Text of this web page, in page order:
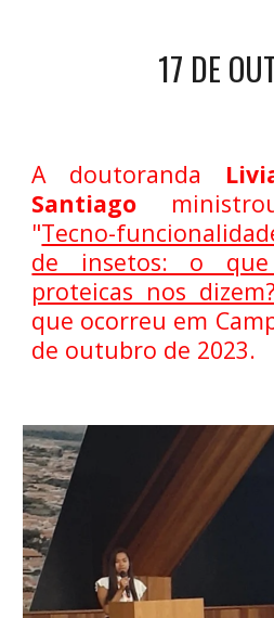
17 DE
A doutoranda
Santiago
"Tecno-
de insetos: o
proteicas nos dizem?
que ocorreu em
de outubro de 2023.